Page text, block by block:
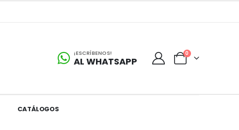
¡ESCRÍBENOS!
AL WHATSAPP
0
CATÁLOGOS